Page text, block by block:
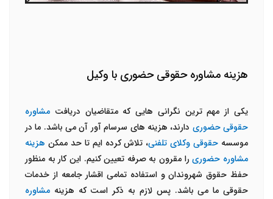
هزینه مشاوره حقوقی حضوری با وکیل
یکی از مهم ترین نگرانی هایی که متقاضیان دریافت مشاوره
حقوقی حضوری دارند، هزینه های سرسام آور آن می باشد. ما در
موسسه حقوقی وکلای تلفنی، تلاش کرده ایم تا حد ممکن هزینه
مشاوره حضوریرا مقرون به صرفه تعیین کنیم. این کار به منظور
حفظ حقوق شهروندان و استفاده تمامی اقشار جامعه از خدمات
حقوقی ما می باشد. پس لازم به ذکر است که هزینه مشاوره